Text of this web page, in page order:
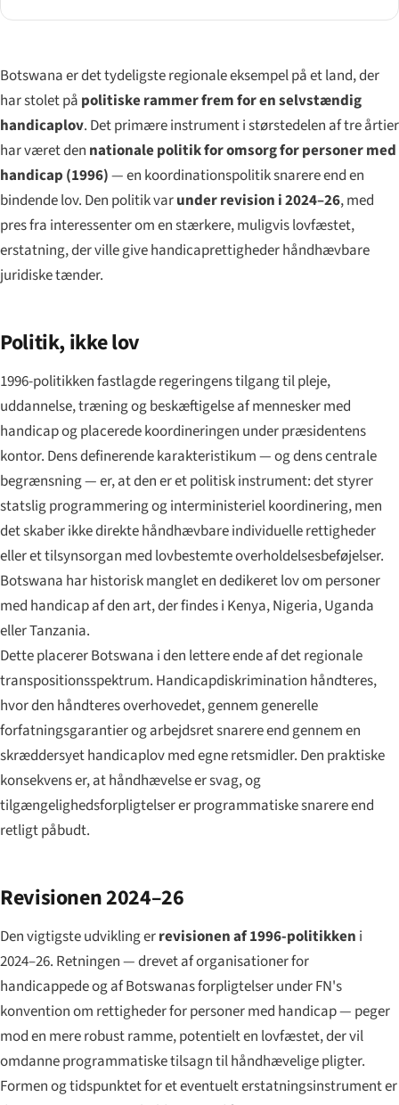
Botswana er det tydeligste regionale eksempel på et land, der
har stolet på politiske rammer frem for en selvstændig
handicaplov. Det primære instrument i størstedelen af tre årtier
har været den nationale politik for omsorg for personer med
handicap (1996)— en koordinationspolitik snarere end en
bindende lov. Den politik varunder revision i 2024–26, med
pres fra interessenter om en stærkere, muligvis lovfæstet,
erstatning, der ville give handicaprettigheder håndhævbare
juridiske tænder.
Politik, ikke lov
1996-politikken fastlagde regeringens tilgang til pleje,
uddannelse, træning og beskæftigelse af mennesker med
handicap og placerede koordineringen under præsidentens
kontor. Dens definerende karakteristikum — og dens centrale
begrænsning — er, at den er et politisk instrument: det styrer
statslig programmering og interministeriel koordinering, men
det skaber ikke direkte håndhævbare individuelle rettigheder
eller et tilsynsorgan med lovbestemte overholdelsesbeføjelser.
Botswana har historisk manglet en dedikeret lov om personer
med handicap af den art, der findes i Kenya, Nigeria, Uganda
eller Tanzania.
Dette placerer Botswana i den lettere ende af det regionale
transpositionsspektrum. Handicapdiskrimination håndteres,
hvor den håndteres overhovedet, gennem generelle
forfatningsgarantier og arbejdsret snarere end gennem en
skræddersyet handicaplov med egne retsmidler. Den praktiske
konsekvens er, at håndhævelse er svag, og
tilgængeligheds­forpligtelser er programmatiske snarere end
retligt påbudt.
Revisionen 2024–26
Den vigtigste udvikling errevisionen af 1996-politikken i
2024–26. Retningen — drevet af organisationer for
handicappede og af Botswanas forpligtelser under FN's
konvention om rettigheder for personer med handicap — peger
mod en mere robust ramme, potentielt en lovfæstet, der vil
omdanne programmatiske tilsagn til håndhævelige pligter.
Formen og tidspunktet for et eventuelt erstatningsinstrument er